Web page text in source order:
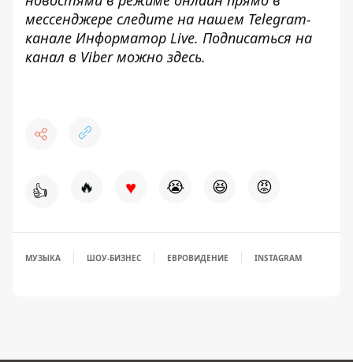
мессенджере следите на нашем Telegram-
канале Информатор Live. Подписаться на
канал в Viber можно здесь.
👍 🔥 ♥ 😭 😆 😡
МУЗЫКА ШОУ-БИЗНЕС ЕВРОВИДЕНИЕ INSTAGRAM